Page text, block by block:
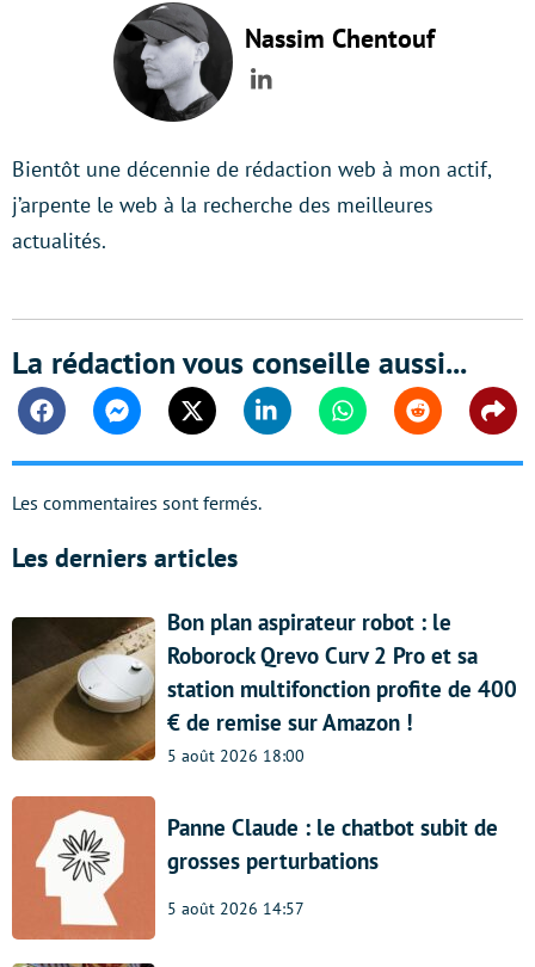
Nassim Chentouf
LinkedIn
Bientôt une décennie de rédaction web à mon actif,
j’arpente le web à la recherche des meilleures
actualités.
La rédaction vous conseille aussi...
FacebookMessengerTwitter Linkedin WhatsappReddit
Les commentaires sont fermés.
Les derniers articles
Bon plan aspirateur robot : le
Roborock Qrevo Curv 2 Pro et sa
station multifonction profite de 400
€ de remise sur Amazon !
5 août 2026 18:00
Panne Claude : le chatbot subit de
grosses perturbations
5 août 2026 14:57